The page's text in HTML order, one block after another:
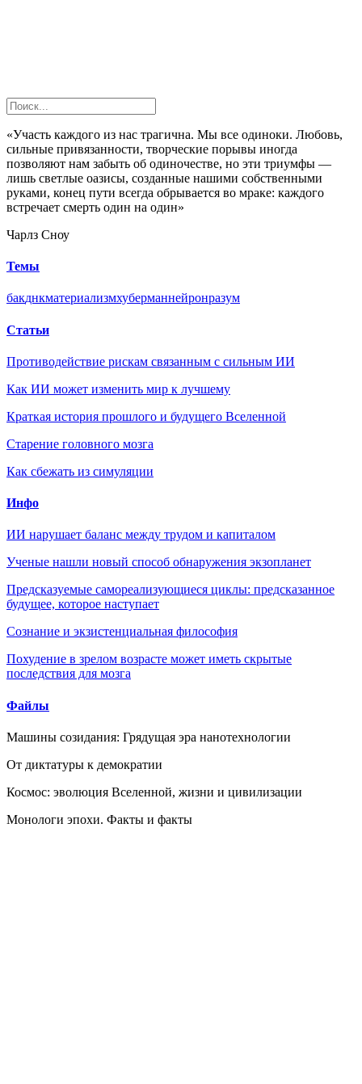
«Участь каждого из нас трагична. Мы все одиноки. Любовь,
сильные привязанности, творческие порывы иногда
позволяют нам забыть об одиночестве, но эти триумфы —
лишь светлые оазисы, созданные нашими собственными
руками, конец пути всегда обрывается во мраке: каждого
встречает смерть один на один»
Чарлз Сноу
Темы
бакднкматериализмхуберманнейронразум
Статьи
Противодействие рискам связанным с сильным ИИ
Как ИИ может изменить мир к лучшему
Краткая история прошлого и будущего Вселенной
Старение головного мозга
Как сбежать из симуляции
Инфо
ИИ нарушает баланс между трудом и капиталом
Ученые нашли новый способ обнаружения экзопланет
Предсказуемые самореализующиеся циклы: предсказанное
будущее, которое наступает
Сознание и экзистенциальная философия
Похудение в зрелом возрасте может иметь скрытые
последствия для мозга
Файлы
Машины созидания: Грядущая эра нанотехнологии
От диктатуры к демократии
Космос: эволюция Вселенной, жизни и цивилизации
Монологи эпохи. Факты и факты